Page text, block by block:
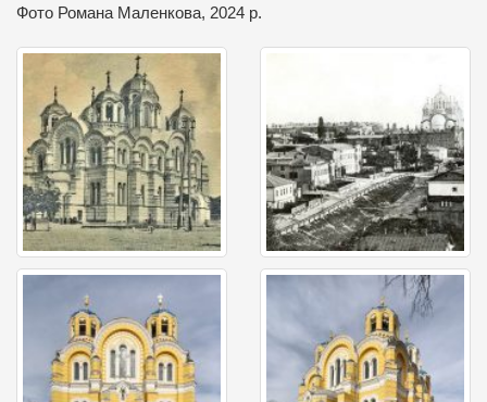
Фото Романа Маленкова, 2024 р.